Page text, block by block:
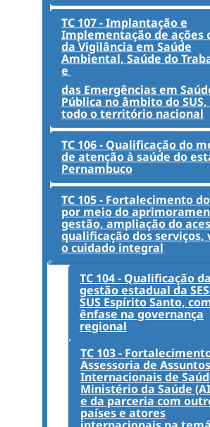
TC 107 - Implantação e
Implementação de ações
da Vigilância em Saúde
Ambiental, Saúde do
e
das Emergências em
Pública no âmbito do
todo o território nacional
TC 106 - Qualificação do
de atenção à saúde do
Pernambuco
TC 105 - Fortalecimento do
por meio do
gestão, ampliação do
qualificação dos serviços,
o cuidado integral
TC 104 - Qualificação da
gestão estadual da
SUS Espírito Santo,
ênfase na governança
regional
TC 103 -
Assessoria de Assuntos
Internacionais de
Ministério da Saúde
e da parceria com
países e atores